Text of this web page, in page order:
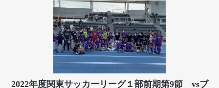
2022年度関東サッカーリーグ１部前期第9節 vsブ